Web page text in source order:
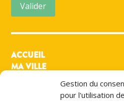
Gestion du
pour l'utilisation
ACCUEIL
MA VILLE
Valider